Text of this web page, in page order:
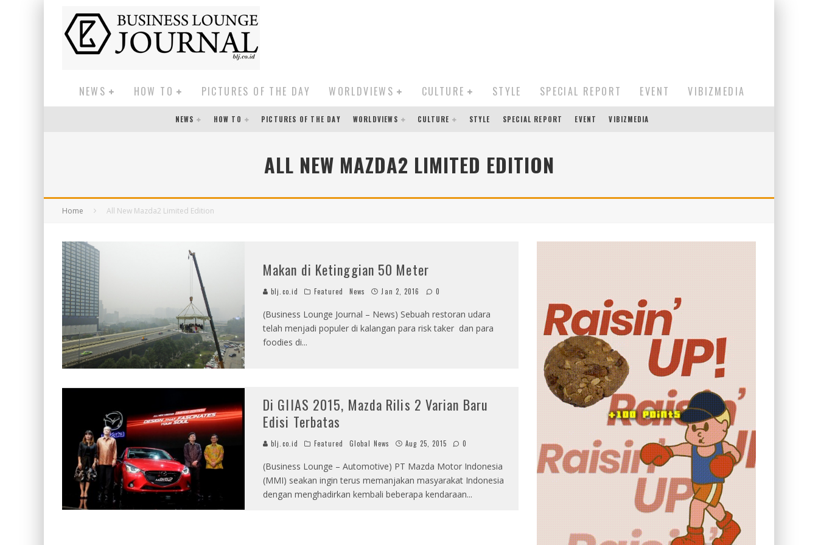
NEWS HOW TO PICTURES OF THE DAY WORLDVIEWS CULTURE STYLE SPECIAL REPORT EVENT VIBIZMEDIA
NEWS HOW TO PICTURES OF THE DAY WORLDVIEWS CULTURE STYLE SPECIAL REPORT EVENT VIBIZMEDIA
ALL NEW MAZDA2 LIMITED EDITION
Home All New Mazda2 Limited Edition
Makan di Ketinggian 50 Meter
blj.co.id Featured News Jan 2, 2016 0
(Business Lounge Journal – News) Sebuah restoran udara
telah menjadi populer di kalangan para risk taker dan para
foodies di...
Di GIIAS 2015, Mazda Rilis 2 Varian Baru
Edisi Terbatas
blj.co.id Featured Global News Aug 25, 2015 0
(Business Lounge – Automotive) PT Mazda Motor Indonesia
(MMI) seakan ingin terus memanjakan masyarakat Indonesia
dengan menghadirkan kembali beberapa kendaraan...